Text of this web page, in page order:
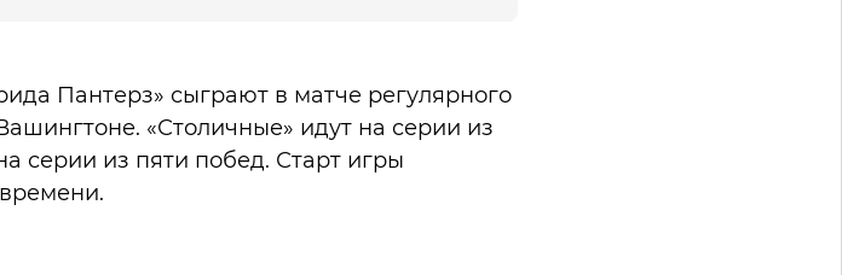
Пантерз» сыграют в матче регулярного
«Столичные» идут на серии из
серии из пяти побед. Старт игры